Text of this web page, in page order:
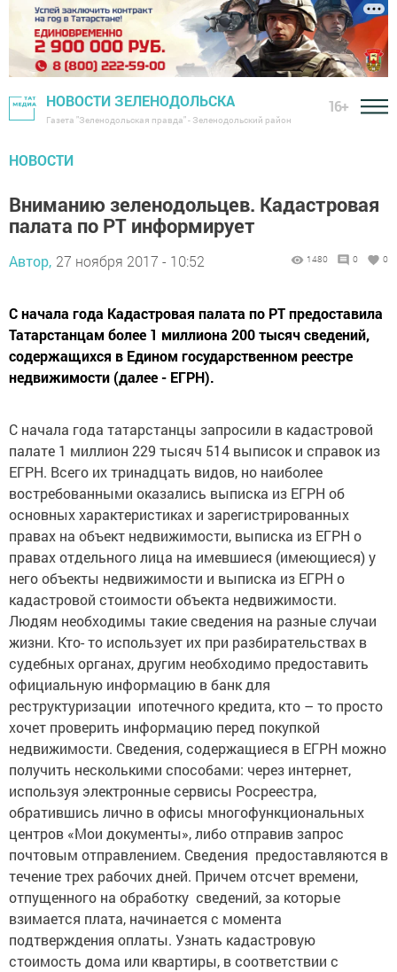
НОВОСТИ ЗЕЛЕНОДОЛЬСКА
Газета "Зеленодольская правда" - Зеленодольский район
16+
НОВОСТИ
Вниманию зеленодольцев. Кадастровая
палата по РТ информирует
Автор, 27 ноября 2017 - 10:52 1480 0 0
С начала года Кадастровая палата по РТ предоставила
Татарстанцам более 1 миллиона 200 тысяч сведений,
содержащихся в Едином государственном реестре
недвижимости (далее - ЕГРН).
С начала года татарстанцы запросили в кадастровой
палате 1 миллион 229 тысяч 514 выписок и справок из
ЕГРН. Всего их тринадцать видов, но наиболее
востребованными оказались выписка из ЕГРН об
основных характеристиках и зарегистрированных
правах на объект недвижимости, выписка из ЕГРН о
правах отдельного лица на имевшиеся (имеющиеся) у
него объекты недвижимости и выписка из ЕГРН о
кадастровой стоимости объекта недвижимости.
Людям необходимы такие сведения на разные случаи
жизни. Кто- то использует их при разбирательствах в
судебных органах, другим необходимо предоставить
официальную информацию в банк для
реструктуризации ипотечного кредита, кто – то просто
хочет проверить информацию перед покупкой
недвижимости. Сведения, содержащиеся в ЕГРН можно
получить несколькими способами: через интернет,
используя электронные сервисы Росреестра,
обратившись лично в офисы многофункциональных
центров «Мои документы», либо отправив запрос
почтовым отправлением. Сведения предоставляются в
течение трех рабочих дней. Причем отсчет времени,
отпущенного на обработку сведений, за которые
взимается плата, начинается с момента
подтверждения оплаты. Узнать кадастровую
стоимость дома или квартиры, в соответствии с